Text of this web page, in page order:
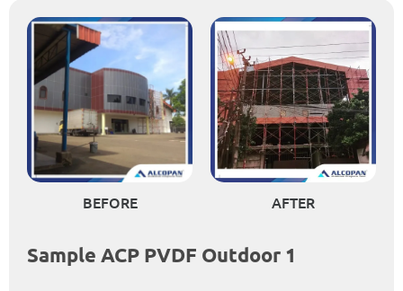
BEFORE AFTER
Sample ACP PVDF Outdoor 1